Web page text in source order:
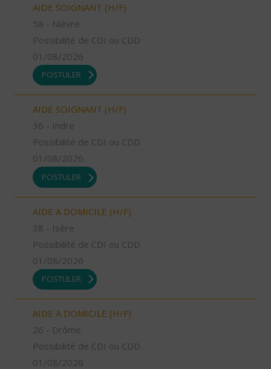
AIDE SOIGNANT (H/F)
58 - Nièvre
Possibilité de CDI ou CDD
01/08/2026
POSTULER
AIDE SOIGNANT (H/F)
36 - Indre
Possibilité de CDI ou CDD
01/08/2026
POSTULER
AIDE A DOMICILE (H/F)
38 - Isère
Possibilité de CDI ou CDD
01/08/2026
POSTULER
AIDE A DOMICILE (H/F)
26 - Drôme
Possibilité de CDI ou CDD
01/08/2026